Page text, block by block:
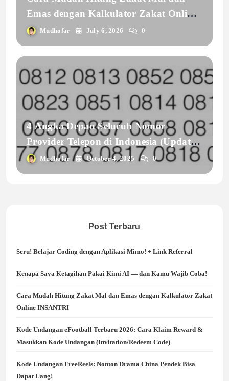
Emas dengan Kalkulator Zakat Online
INSANTRI
Mudhofar July 6, 2026 0
4 Angka Depan Seluruh Nomor
Provider Telepon di Indonesia (Update
2025)Mudhofar October 4, 2025 0
Post Terbaru
Seru! Belajar Coding dengan Aplikasi Mimo! + Link Referral
Kenapa Saya Ketagihan Pakai Kimi AI — dan Kamu Wajib Coba!
Cara Mudah Hitung Zakat Mal dan Emas dengan Kalkulator Zakat
Online INSANTRI
Kode Undangan eFootball Terbaru 2026: Cara Klaim Reward &
Masukkan Kode Undangan (Invitation/Redeem Code)
Kode Undangan FreeReels: Nonton Drama China Pendek Bisa
Dapat Uang!